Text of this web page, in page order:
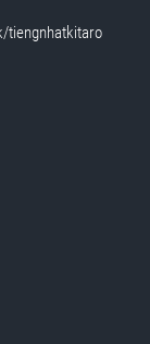
tiengnhatkitaro